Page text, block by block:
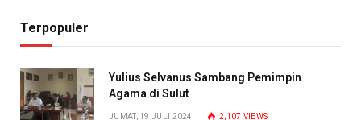
Terpopuler
Yulius Selvanus Sambang Pemimpin
Agama di Sulut
JUMAT, 19 JULI 2024 2,107 VIEWS